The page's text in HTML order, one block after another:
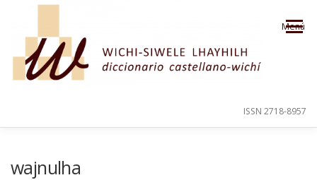
Saltar al contenido
Menú
ISSN 2718-8957
wajnulha